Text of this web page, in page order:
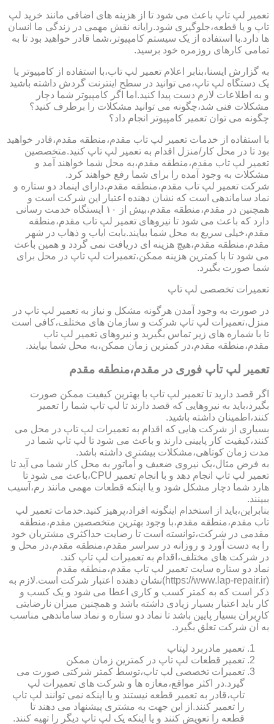
تعمیر لپ تاپ باعث می شود تا از هزینه های اضافی مانند خرید لپ
تاپ و یا قطعه،جلوگیری شود.رایانه نقش مهمی در زندگی ما انسان
ها دارد.با استفاده از یک سیستم کامپیوتر،شما قادر خواهید بود تا به
تمامی کارهای روزمره خود برسید.
به گزارش ایسنا،بنابر اعلام تعمیر لپ تاب،با استفاده از کامپیوتر یا
یک دستگاه لپ تاپ،می توانید در سطح اینترنت گردش داشته باشید
و به اطلاعات لازم دست پیدا کنید.اما اگر کامپیوتر شما دچار
مشکلات فنی شد،چگونه می توانید مشکلات را برطرف کنید؟
چگونه می توان تعمیر کامپیوتر انجام داد؟
با استفاده از خدمات تعمیر لپ تاب مقدم،منطقه مقدم،قادر خواهید
بود تا در محل کار/منزل اقدام به تعمیر لپ تاپ کنید.متخصصین
تعمیر لپ تاب مقدم،منطقه مقدم،به محل شما خواهند آمد و
مشکلات به وجود آمده را برای شما رفع خواهند کرد.
شرکت تعمیر لپ تاب مقدم،منطقه مقدم،دارای اینماد دو ستاره و
نماد ساماندهی است که نشان دهنده اعتبار این شرکت است و
همچنین در مقدم،منطقه مقدم،بیش از ۱۰ ایستگاه خدمت رسانی
دارد که باعث می شود تا نیروهای تعمیر لپ تاب مقدم،منطقه
مقدم،خیلی سریع به محل شما بیایند.بابت ایاب و ذهاب در شهر
مقدم،منطقه مقدم،هیچ هزینه ای دریافت نمی گردد و همین باعث
می شود تا با کمترین هزینه ممکن،تعمیرات لپ تاپ در محل برای
شما صورت بگیرد.
تعمیرات تخصصی لپ تاپ
در صورت به وجود آمدن هرگونه مشکل و نیاز به تعمیر لپ تاپ در
منزل،تعمیرات لپ تاپ شرکت و سازمان های مختلف،کافی است
تا با شماره های زیر تماس بگیرید و نیروهای تعمیر لپ تاب
مقدم،منطقه مقدم،در کمترین زمان ممکن،به محل شما بیایند.
تعمیر لپ تاپ فوری در مقدم،منطقه مقدم
اگر قصد دارید تا تعمیر لپ تاپ با بهترین کیفیت ممکن صورت
بگیرد،باید به نیروهایی که قصد دارند تا لپ تاپ شما را تعمیر
کنند،اطمینان داشته باشید.
بسیاری از شرکت هایی که اقدام به تعمیرات لپ تاپ در محل می
کنند،کیفیت کار پایینی دارند و باعث می شود تا لپ تاپ شما در
مدت زمان کوتاهی،مشکلات بیشتری داشته باشد.
به فرض مثال،یک نیروی ضعیف و آماتور به محل کار شما می آید تا
تعمیر لپ تاپ انجام دهد و با انجام تعمیر CPU،باعث می شود تا
هارد شما دچار مشکل شود و یا اینکه قطعات مهمی مانند رم،آسیب
ببینند.
بنابراین،باید از استخدام اینگونه افراد،پرهیز کنید.خدمات تعمیر لپ
تاب مقدم،منطقه مقدم،با وجود بهترین متخصصین مقدم،منطقه
مقدمی در شرکت،توانسته است تا رضایت حداکثری مشتریان خود
را به دست آورد و روزانه در سراسر مقدم،منطقه مقدم،در محل و
در شرکت های مختلف،اقدام به تعمیرات لپ تاپ کند.
نماد دو ستاره سایت تعمیر لپ تاب مقدم،منطقه مقدم
(https://www.lap-repair.ir)نشان دهنده اعتبار شرکت است.لازم به
ذکر است که به کمتر کسب و کاری اعطا می شود و یک کسب و
کار باید اعتبار بسیار زیادی داشته باشد و همچنین میزان نارضایتی
کاربران بسیار پایین باشد تا نماد دو ستاره و نماد ساماندهی مناسب
به آن شرکت تعلق بگیرد.
تعمیر مادربرد لپتاپ
تعمیر قطعات لپ تاپ در کمترین زمان ممکن
تعمیرات تخصصی لپ تاپ،توسط کمتر شرکتی صورت می
گیرد.در اکثر مواقع،مغازه ها و شرکت های تعمیرات لپ
تاپ،قادر به تعمیر قطعه نیستند و یا اینکه نمی توانند لپ تاپ
را تعمیر کنند.از این جهت به مشتری پیشنهاد می دهند تا
قطعه را تعویض کنند و یا اینکه یک لپ تاپ دیگر را تهیه کنند.